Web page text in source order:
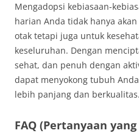
Mengadopsi kebiasaan-
harian Anda tidak hanya
otak tetapi juga untuk
keseluruhan. Dengan
sehat, dan penuh dengan
dapat menyokong tubuh
lebih panjang dan berkualitas.
FAQ (Pertanyaan